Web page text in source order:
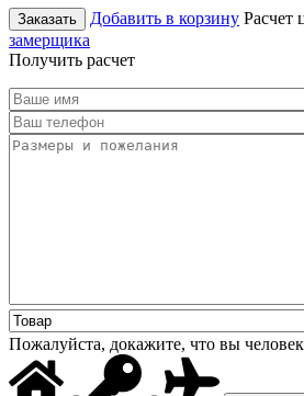
Заказать Добавить в корзину Расчет
замерщика
Получить расчет
Пожалуйста, докажите, что вы